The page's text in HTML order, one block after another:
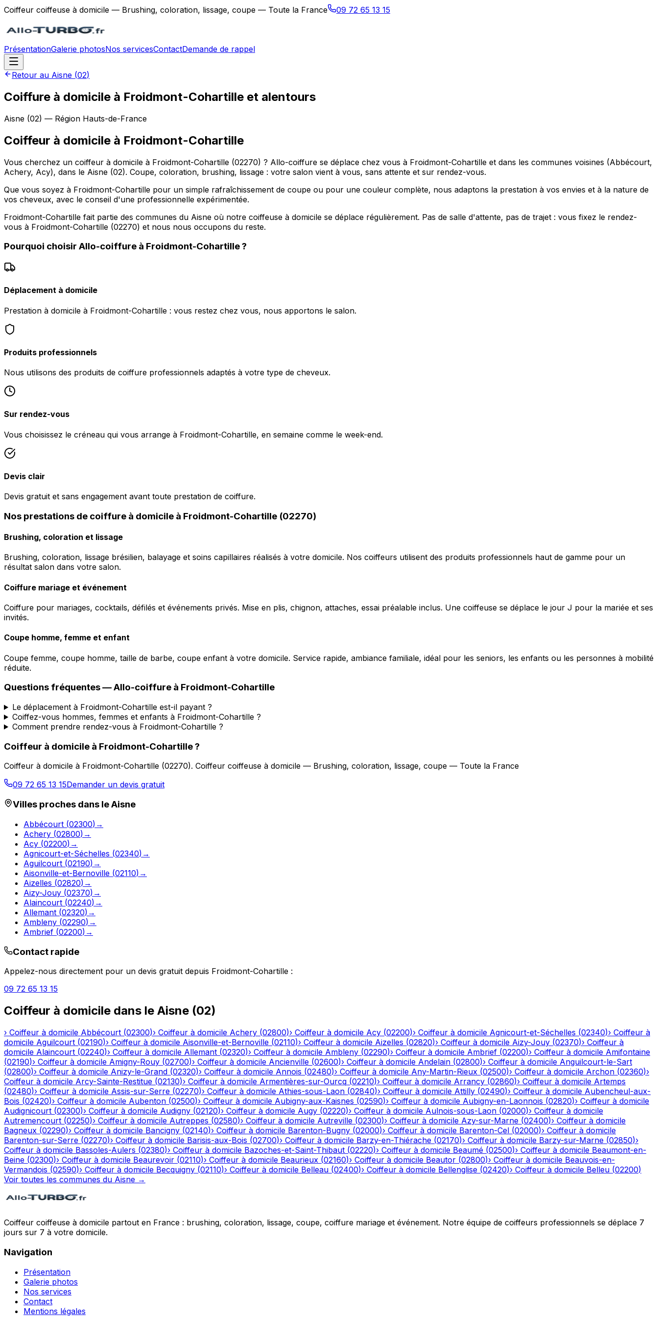
Coiffeur coiffeuse à domicile — Brushing, coloration, lissage, coupe — Toute la France 09 72 65 13 15
PrésentationGalerie photosNos servicesContactDemande de rappel
Retour au Aisne (02)
Coiffure à domicile à Froidmont-Cohartille et alentours
Aisne (02) — Région Hauts-de-France
Coiffeur à domicile à Froidmont-Cohartille
Vous cherchez un coiffeur à domicile à Froidmont-Cohartille (02270) ? Allo-coiffure se déplace chez vous à Froidmont-Cohartille et dans les communes voisines (Abbécourt,
Achery, Acy), dans le Aisne (02). Coupe, coloration, brushing, lissage : votre salon vient à vous, sans attente et sur rendez-vous.
Que vous soyez à Froidmont-Cohartille pour un simple rafraîchissement de coupe ou pour une couleur complète, nous adaptons la prestation à vos envies et à la nature de
vos cheveux, avec le conseil d'une professionnelle expérimentée.
Froidmont-Cohartille fait partie des communes du Aisne où notre coiffeuse à domicile se déplace régulièrement. Pas de salle d'attente, pas de trajet : vous fixez le rendez-
vous à Froidmont-Cohartille (02270) et nous nous occupons du reste.
Pourquoi choisir Allo-coiffure à Froidmont-Cohartille?
Déplacement à domicile
Prestation à domicile à Froidmont-Cohartille : vous restez chez vous, nous apportons le salon.
Produits professionnels
Nous utilisons des produits de coiffure professionnels adaptés à votre type de cheveux.
Sur rendez-vous
Vous choisissez le créneau qui vous arrange à Froidmont-Cohartille, en semaine comme le week-end.
Devis clair
Devis gratuit et sans engagement avant toute prestation de coiffure.
Nos prestations de coiffure à domicile à Froidmont-Cohartille (02270)
Brushing, coloration et lissage
Brushing, coloration, lissage brésilien, balayage et soins capillaires réalisés à votre domicile. Nos coiffeurs utilisent des produits professionnels haut de gamme pour un
résultat salon dans votre salon.
Coiffure mariage et événement
Coiffure pour mariages, cocktails, défilés et événements privés. Mise en plis, chignon, attaches, essai préalable inclus. Une coiffeuse se déplace le jour J pour la mariée et ses
invités.
Coupe homme, femme et enfant
Coupe femme, coupe homme, taille de barbe, coupe enfant à votre domicile. Service rapide, ambiance familiale, idéal pour les seniors, les enfants ou les personnes à mobilité
réduite.
Questions fréquentes —Allo-coiffure à Froidmont-Cohartille
Le déplacement à Froidmont-Cohartille est-il payant ?
Coiffez-vous hommes, femmes et enfants à Froidmont-Cohartille ?
Comment prendre rendez-vous à Froidmont-Cohartille ?
Coiffeur à domicile à Froidmont-Cohartille?
Coiffeur à domicile à Froidmont-Cohartille (02270). Coiffeur coiffeuse à domicile — Brushing, coloration, lissage, coupe — Toute la France
09 72 65 13 15Demander un devis gratuit
Villes proches dans leAisne
Abbécourt (02300) →
Achery (02800) →
Acy (02200) →
Agnicourt-et-Séchelles (02340) →
Aguilcourt (02190) →
Aisonville-et-Bernoville (02110) →
Aizelles (02820) →
Aizy-Jouy (02370) →
Alaincourt (02240) →
Allemant (02320) →
Ambleny (02290) →
Ambrief (02200) →
Contact rapide
Appelez-nous directement pour un devis gratuit depuis Froidmont-Cohartille :
09 72 65 13 15
Coiffeur à domicile dans le Aisne (02)
› Coiffeur à domicile Abbécourt (02300)› Coiffeur à domicile Achery (02800)› Coiffeur à domicile Acy (02200)› Coiffeur à domicile Agnicourt-et-Séchelles (02340)› Coiffeur à
domicile Aguilcourt (02190)› Coiffeur à domicile Aisonville-et-Bernoville (02110)› Coiffeur à domicile Aizelles (02820)› Coiffeur à domicile Aizy-Jouy (02370)› Coiffeur à
domicile Alaincourt (02240)› Coiffeur à domicile Allemant (02320)› Coiffeur à domicile Ambleny (02290)› Coiffeur à domicile Ambrief (02200)› Coiffeur à domicile Amifontaine
(02190)› Coiffeur à domicile Amigny-Rouy (02700)› Coiffeur à domicile Ancienville (02600)› Coiffeur à domicile Andelain (02800)› Coiffeur à domicile Anguilcourt-le-Sart
(02800)› Coiffeur à domicile Anizy-le-Grand (02320)› Coiffeur à domicile Annois (02480)› Coiffeur à domicile Any-Martin-Rieux (02500)› Coiffeur à domicile Archon (02360)›
Coiffeur à domicile Arcy-Sainte-Restitue (02130)› Coiffeur à domicile Armentières-sur-Ourcq (02210)› Coiffeur à domicile Arrancy (02860)› Coiffeur à domicile Artemps
(02480)› Coiffeur à domicile Assis-sur-Serre (02270)› Coiffeur à domicile Athies-sous-Laon (02840)› Coiffeur à domicile Attilly (02490)› Coiffeur à domicile Aubencheul-aux-
Bois (02420)› Coiffeur à domicile Aubenton (02500)› Coiffeur à domicile Aubigny-aux-Kaisnes (02590)› Coiffeur à domicile Aubigny-en-Laonnois (02820)› Coiffeur à domicile
Audignicourt (02300)› Coiffeur à domicile Audigny (02120)› Coiffeur à domicile Augy (02220)› Coiffeur à domicile Aulnois-sous-Laon (02000)› Coiffeur à domicile
Autremencourt (02250)› Coiffeur à domicile Autreppes (02580)› Coiffeur à domicile Autreville (02300)› Coiffeur à domicile Azy-sur-Marne (02400)› Coiffeur à domicile
Bagneux (02290)› Coiffeur à domicile Bancigny (02140)› Coiffeur à domicile Barenton-Bugny (02000)› Coiffeur à domicile Barenton-Cel (02000)› Coiffeur à domicile
Barenton-sur-Serre (02270)› Coiffeur à domicile Barisis-aux-Bois (02700)› Coiffeur à domicile Barzy-en-Thiérache (02170)› Coiffeur à domicile Barzy-sur-Marne (02850)›
Coiffeur à domicile Bassoles-Aulers (02380)› Coiffeur à domicile Bazoches-et-Saint-Thibaut (02220)› Coiffeur à domicile Beaumé (02500)› Coiffeur à domicile Beaumont-en-
Beine (02300)› Coiffeur à domicile Beaurevoir (02110)› Coiffeur à domicile Beaurieux (02160)› Coiffeur à domicile Beautor (02800)› Coiffeur à domicile Beauvois-en-
Vermandois (02590)› Coiffeur à domicile Becquigny (02110)› Coiffeur à domicile Belleau (02400)› Coiffeur à domicile Bellenglise (02420)› Coiffeur à domicile Belleu (02200)
Voir toutes les communes du Aisne →
Coiffeur coiffeuse à domicile partout en France : brushing, coloration, lissage, coupe, coiffure mariage et événement. Notre équipe de coiffeurs professionnels se déplace 7
jours sur 7 à votre domicile.
Navigation
Présentation
Galerie photos
Nos services
Contact
Mentions légales